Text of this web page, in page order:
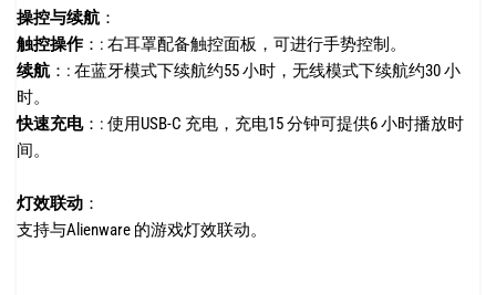
操控与续航 ：
触控操作 ：: 右耳罩配备触控面板，可进行手势控制。
续航 ：: 在蓝牙模式下续航约55 小时，无线模式下续航约30 小
时。
快速充电：: 使用USB-C 充电，充电15 分钟可提供6 小时播放时
间。
灯效联动 ：
支持与Alienware 的游戏灯效联动。